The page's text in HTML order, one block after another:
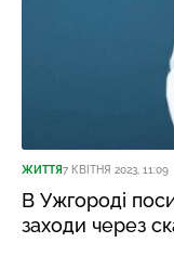
ЖИТТЯ7 КВІТНЯ 2023, 11:09
В Ужгороді
заходи через